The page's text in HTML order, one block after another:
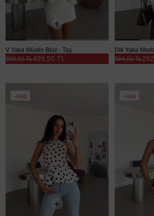
V Yaka Müslin Bluz - Taş
499,50 TL
999,00 TL
Dik Yaka
584,00 TL
%50 %50